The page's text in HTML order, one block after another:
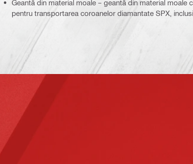
Geantă din material moale – geantă din material moale
pentru transportarea coroanelor diamantate SPX,